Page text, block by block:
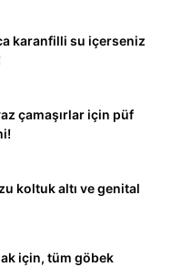
karanfilli su içerseniz
çamaşırlar için püf
koltuk altı ve genital
için, tüm göbek